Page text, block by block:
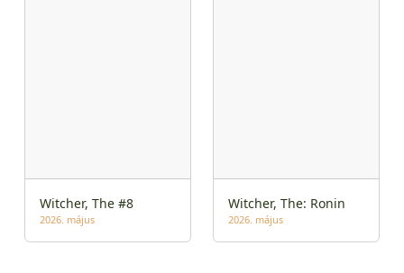
Witcher, The #8
2026. május
Witcher, The: Ronin
2026. május